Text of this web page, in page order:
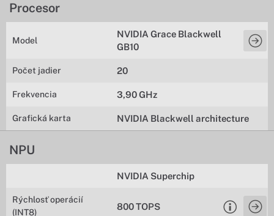
Procesor
Model
NVIDIA Grace Blackwell
GB10
Počet jadier 20
Frekvencia 3,90 GHz
Grafická karta NVIDIA Blackwell architecture
NPU
NVIDIA Superchip
Rýchlosť operácií
(INT8)
800 TOPS